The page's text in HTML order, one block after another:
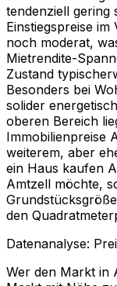
tendenziell gering
Einstiegspreise
noch moderat,
Mietrendite-
Zustand
Besonders bei
solider
oberen Bereich
Immobilienpreise
weiterem, aber
ein Haus kaufen
Amtzell möchte,
den
Datenanalyse:
Wer den Markt in